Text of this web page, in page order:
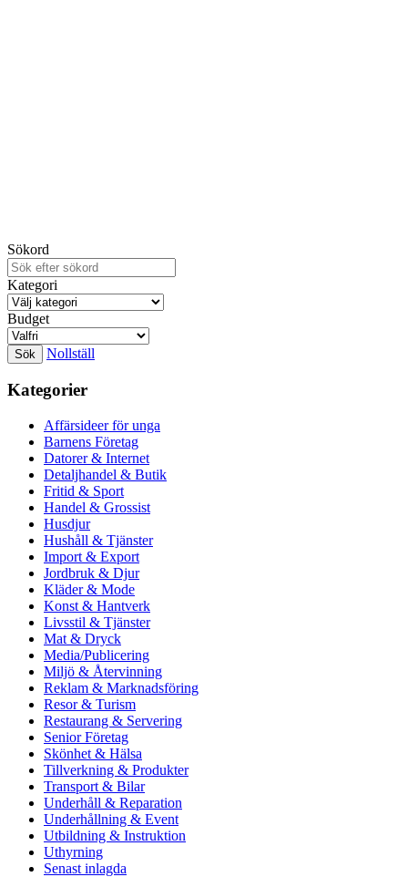
Sökord
Kategori
Budget
Nollställ
Kategorier
Affärsideer för unga
Barnens Företag
Datorer & Internet
Detaljhandel & Butik
Fritid & Sport
Handel & Grossist
Husdjur
Hushåll & Tjänster
Import & Export
Jordbruk & Djur
Kläder & Mode
Konst & Hantverk
Livsstil & Tjänster
Mat & Dryck
Media/Publicering
Miljö & Återvinning
Reklam & Marknadsföring
Resor & Turism
Restaurang & Servering
Senior Företag
Skönhet & Hälsa
Tillverkning & Produkter
Transport & Bilar
Underhåll & Reparation
Underhållning & Event
Utbildning & Instruktion
Uthyrning
Senast inlagda